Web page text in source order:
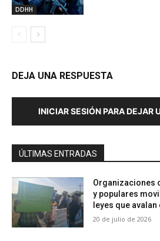
DDHH
DEJA UNA RESPUESTA
INICIAR SESIÓN PARA DEJAR
ÚLTIMAS ENTRADAS
Organizaciones
y populares
leyes que
20 de julio de 2026